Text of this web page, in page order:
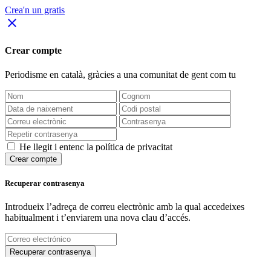
Crea'n un gratis
close
Crear compte
Periodisme en català, gràcies a una comunitat de gent com tu
He llegit i entenc la política de privacitat
Crear compte
Recuperar contrasenya
Introdueix l’adreça de correu electrònic amb la qual accedeixes
habitualment i t’enviarem una nova clau d’accés.
Recuperar contrasenya